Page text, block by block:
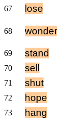
67
lose
68 wonder
69 stand
70
sell
71
shut
72
hope
73
hang